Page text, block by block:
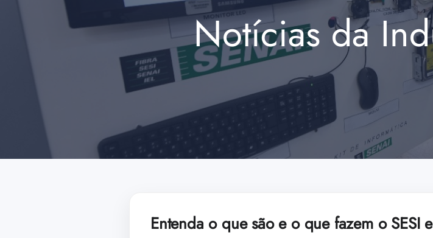
Notícias da
Entenda o que são e o que fazem o SESI